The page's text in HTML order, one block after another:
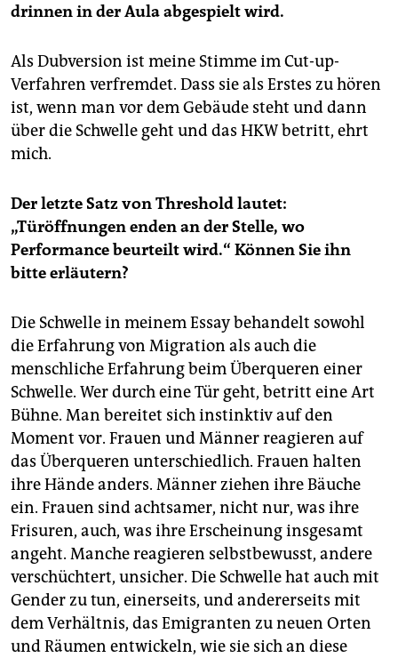
drinnen in der Aula abgespielt wird.
Als Dubversion ist meine Stimme im Cut-up-
Verfahren verfremdet. Dass sie als Erstes zu hören
ist, wenn man vor dem Gebäude steht und dann
über die Schwelle geht und das HKW betritt, ehrt
mich.
Der letzte Satz von Threshold lautet:
„Türöffnungen enden an der Stelle, wo
Performance beurteilt wird.“ Können Sie ihn
bitte erläutern?
Die Schwelle in meinem Essay behandelt sowohl
die Erfahrung von Migration als auch die
menschliche Erfahrung beim Überqueren einer
Schwelle. Wer durch eine Tür geht, betritt eine Art
Bühne. Man bereitet sich instinktiv auf den
Moment vor. Frauen und Männer reagieren auf
das Überqueren unterschiedlich. Frauen halten
ihre Hände anders. Männer ziehen ihre Bäuche
ein. Frauen sind achtsamer, nicht nur, was ihre
Frisuren, auch, was ihre Erscheinung insgesamt
angeht. Manche reagieren selbstbewusst, andere
verschüchtert, unsicher. Die Schwelle hat auch mit
Gender zu tun, einerseits, und andererseits mit
dem Verhältnis, das Emigranten zu neuen Orten
und Räumen entwickeln, wie sie sich an diese